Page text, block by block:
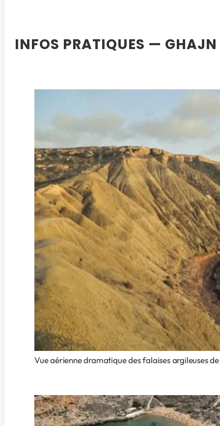
INFOS PRATIQUES —
Vue aérienne dramatique des falaises argileuses